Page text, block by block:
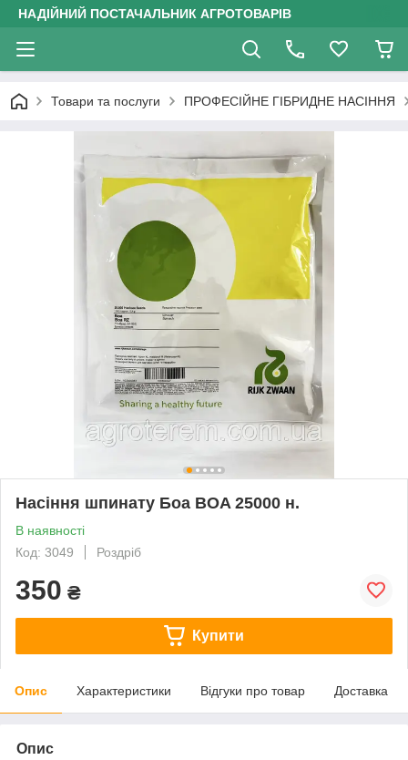
НАДІЙНИЙ ПОСТАЧАЛЬНИК АГРОТОВАРІВ
Товари та послуги ПРОФЕСІЙНЕ ГІБРИДНЕ НАСІННЯ
Насіння шпинату Боа BOA 25000 н.
В наявності
Код: 3049
Роздріб
350 ₴
Купити
Опис Характеристики Відгуки про товар Доставка
Опис